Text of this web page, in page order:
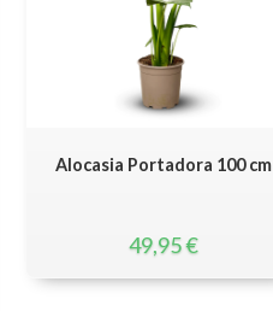
Alocasia Portadora 100 cm
49,95€